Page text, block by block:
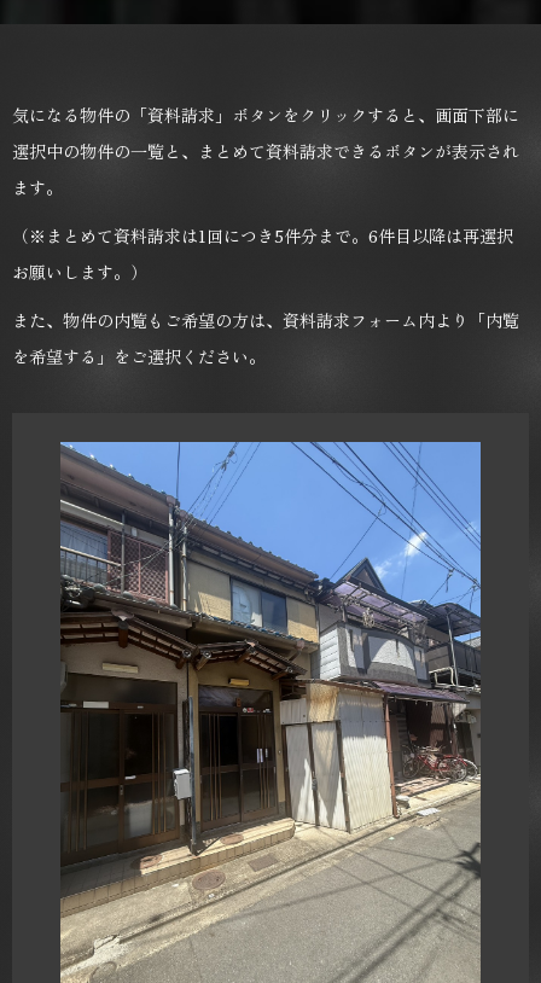
気になる物件の「資料請求」ボタンをクリックすると、 画面下部に
選択中の物件の一覧と、まとめて資料請求できるボタンが表示され
ます。
（※まとめて資料請求は1回につき5件分まで。6件目以降は再選択
お願いします。）
また、物件の内覧もご希望の方は、資料請求フォーム内より「内覧
を希望する」をご選択ください。